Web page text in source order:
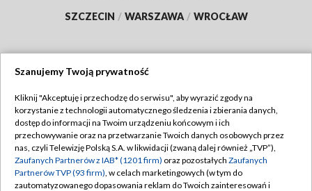
SZCZECIN / WARSZAWA / WROCŁAW
TVP
Abonament TVP
Emisja w TVP
Centrum informacji TVP
Regulamin TVP
Polityka prywatności
Moje zgody
Szanujemy Twoją prywatność
Kliknij "Akceptuję i przechodzę do serwisu", aby wyrazić zgody na
korzystanie z technologii automatycznego śledzenia i zbierania danych,
dostęp do informacji na Twoim urządzeniu końcowym i ich
przechowywanie oraz na przetwarzanie Twoich danych osobowych przez
nas, czyli Telewizję Polską S.A. w likwidacji (zwaną dalej również „TVP”),
Zaufanych Partnerów z IAB* (1201 firm) oraz pozostałych Zaufanych
Partnerów TVP (93 firm), w celach marketingowych (w tym do
zautomatyzowanego dopasowania reklam do Twoich zainteresowań i